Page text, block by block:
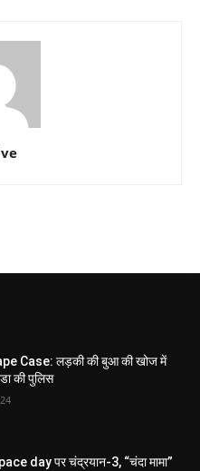
Case: लड़की की बुआ की खोज में
की पुलिस
day पर चंद्रयान-3, “चंदा मामा”